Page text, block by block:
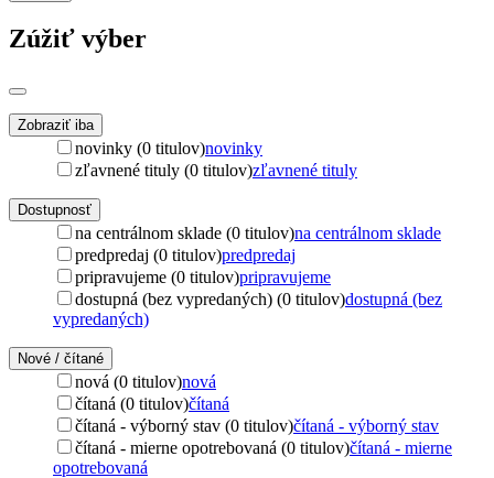
Zúžiť výber
Zobraziť iba
novinky (0 titulov)novinky
zľavnené tituly (0 titulov)zľavnené tituly
Dostupnosť
na centrálnom sklade (0 titulov)na centrálnom sklade
predpredaj (0 titulov)predpredaj
pripravujeme (0 titulov)pripravujeme
dostupná (bez vypredaných) (0 titulov)dostupná (bez
vypredaných)
Nové / čítané
nová (0 titulov)nová
čítaná (0 titulov)čítaná
čítaná - výborný stav (0 titulov)čítaná - výborný stav
čítaná - mierne opotrebovaná (0 titulov)čítaná - mierne
opotrebovaná